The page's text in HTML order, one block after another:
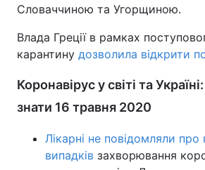
Словаччиною та Угорщиною.
Влада Греції в рамках
карантину дозволила відкрити
Коронавірус у світі та
знати 16 травня 2020
Лікарні не повідомляли про
випадків захворювання